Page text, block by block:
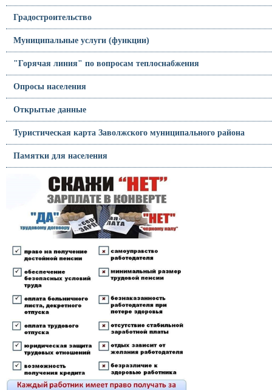
Градостроительство
Муниципальные услуги (функции)
"Горячая линия" по вопросам теплоснабжения
Опросы населения
Открытые данные
Туристическая карта Заволжского муниципального района
Памятки для населения